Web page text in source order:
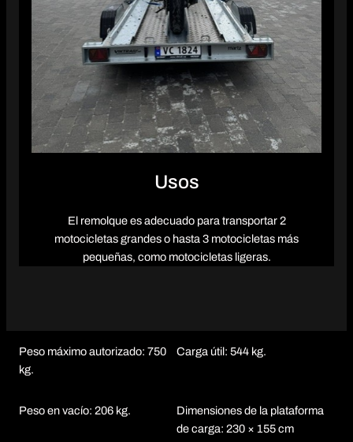
Usos
El remolque es adecuado para transportar 2
motocicletas grandes o hasta 3 motocicletas más
pequeñas, como motocicletas ligeras.
Peso máximo autorizado: 750
kg.
Carga útil: 544 kg.
Peso en vacío: 206 kg.
Dimensiones de la plataforma
de carga: 230 × 155 cm